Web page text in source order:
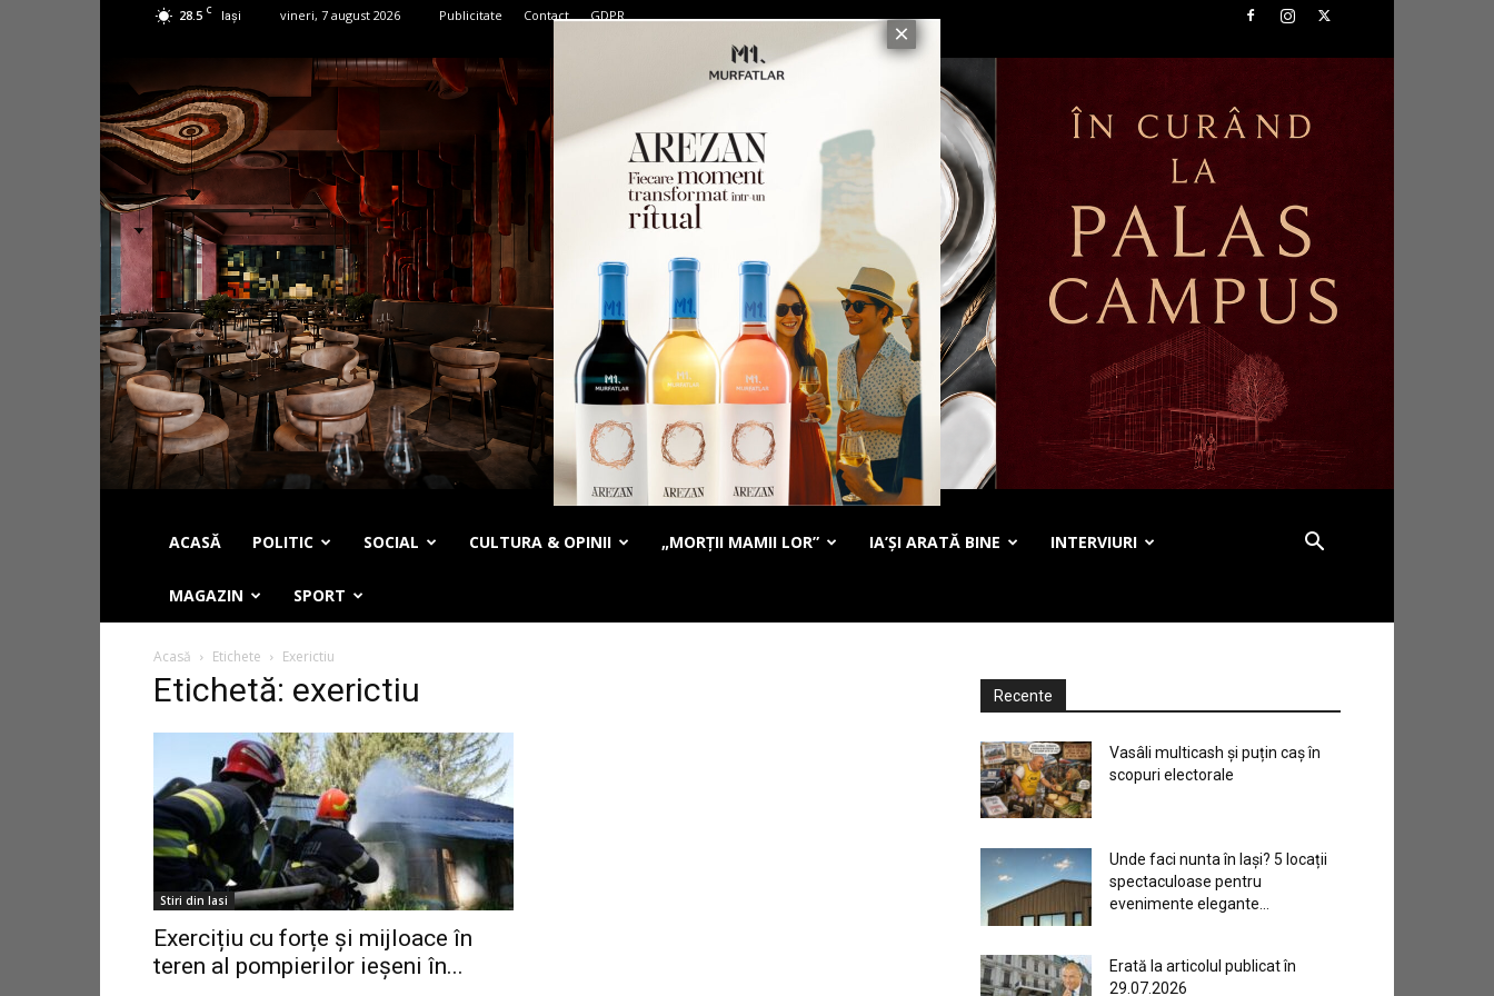
28.5 C Iași vineri, 7 august 2026 Publicitate Contact GDPR
ACASĂ POLITIC SOCIAL CULTURA & OPINII „MORȚII MAMII LOR” IA’ȘI ARATĂ BINE INTERVIURI
MAGAZIN SPORT
Acasă Etichete Exerictiu
Etichetă: exerictiu
Stiri din Iasi
Exercițiu cu forțe și mijloace în
teren al pompierilor ieșeni în...
Recente
Vasâli multicash și puțin caș în
scopuri electorale
Unde faci nunta în Iași? 5 locații
spectaculoase pentru
evenimente elegante...
Erată la articolul publicat în
29.07.2026